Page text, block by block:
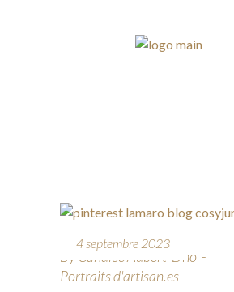
4 septembre 2023
By Candice Aubert-Dho
Portraits d'artisan.es